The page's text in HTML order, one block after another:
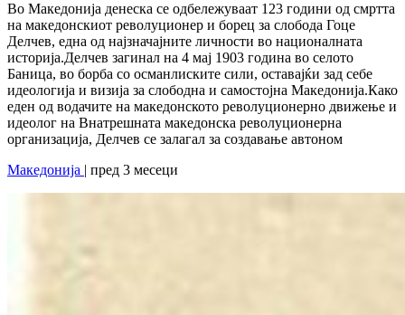
Во Македонија денеска се одбележуваат 123 години од смртта
на македонскиот револуционер и борец за слобода Гоце
Делчев, една од најзначајните личности во националната
историја.Делчев загинал на 4 мај 1903 година во селото
Баница, во борба со османлиските сили, оставајќи зад себе
идеологија и визија за слободна и самостојна Македонија.Како
еден од водачите на македонското револуционерно движење и
идеолог на Внатрешната македонска револуционерна
организација, Делчев се залагал за создавање автоном
Македонија
| пред 3 месеци